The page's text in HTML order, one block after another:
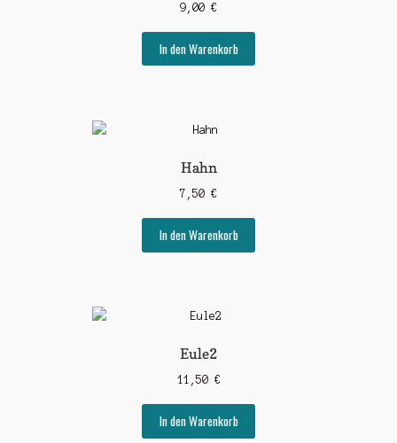
9,00 €
In den Warenkorb
Hahn
7,50 €
In den Warenkorb
Eule2
11,50 €
In den Warenkorb